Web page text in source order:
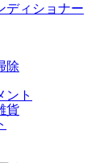
ディショナー
除
ント
貨